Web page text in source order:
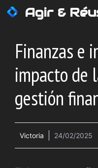
Saltar
Agir &
Finanzas e
impacto de
gestión
Victoria 24/02/2025